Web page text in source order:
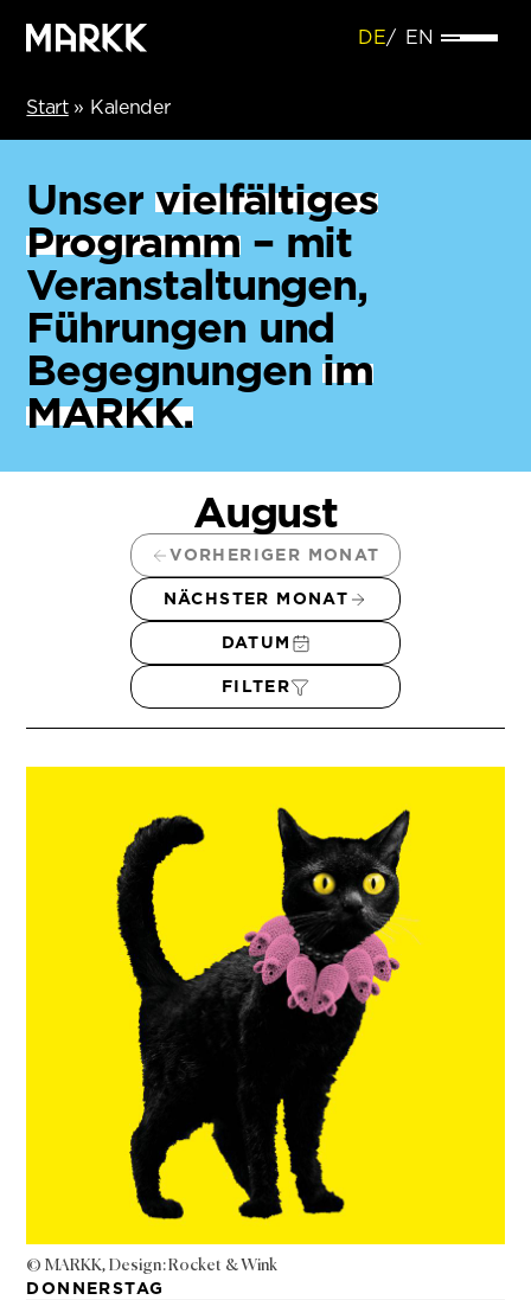
DE EN
Start» Kalender
Unser vielfältiges
Programm– mit
Veranstaltungen,
Führungen und
Begegnungenim
MARKK.
August
VORHERIGER MONAT
NÄCHSTER MONAT
DATUM
FILTER
© MARKK, Design: Rocket & Wink
DONNERSTAG